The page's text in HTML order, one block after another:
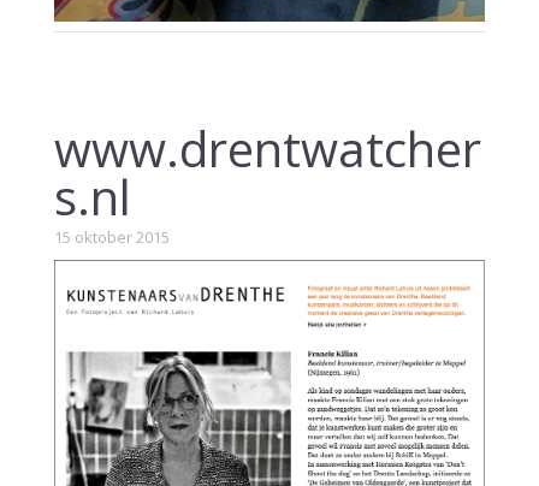
www.drentwatcher
s.nl
15 oktober 2015